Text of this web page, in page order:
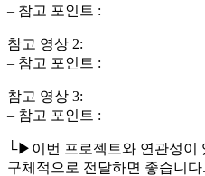
– 참고 포인트 :
참고 영상 2:
– 참고 포인트 :
참고 영상 3:
– 참고 포인트 :
└▶이번 프로젝트와 연관성이
구체적으로 전달하면 좋습니